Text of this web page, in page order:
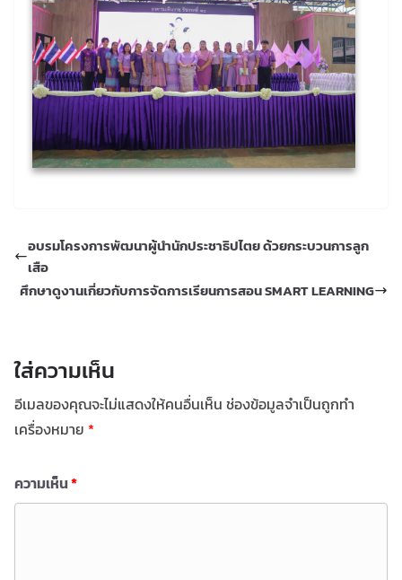
อบรมโครงการพัฒนาผู้นำนักประชาธิปไตย ด้วยกระบวนการลูก
เสือ
ศึกษาดูงานเกี่ยวกับการจัดการเรียนการสอน SMART LEARNING
ใส่ความเห็น
อีเมลของคุณจะไม่แสดงให้คนอื่นเห็น ช่องข้อมูลจำเป็นถูกทำ
เครื่องหมาย *
ความเห็น*